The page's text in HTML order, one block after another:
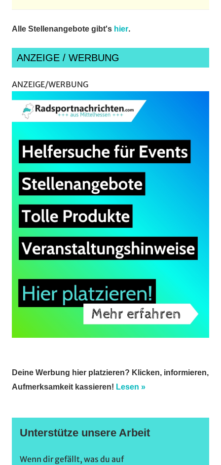
Alle Stellenangebote gibt's hier.
ANZEIGE / WERBUNG
ANZEIGE/WERBUNG
Deine Werbung hier platzieren? Klicken, informieren,
Aufmerksamkeit kassieren! Lesen »
Unterstütze unsere Arbeit
Wenn dir gefällt, was du auf